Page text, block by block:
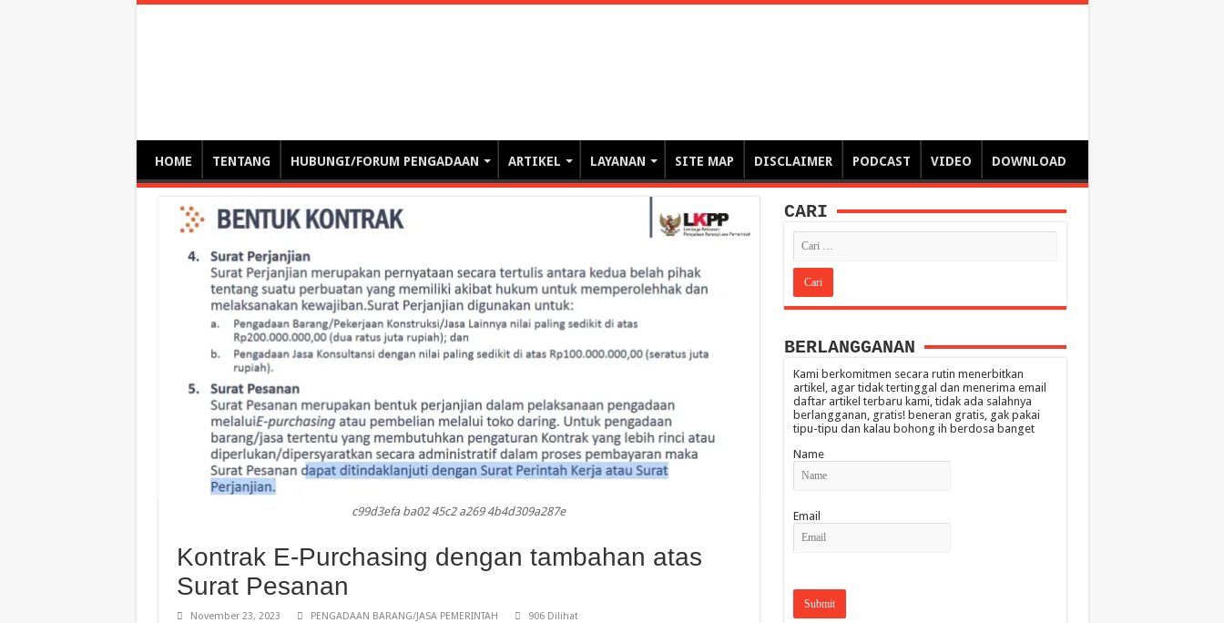
HOME TENTANG HUBUNGI/FORUM PENGADAAN ARTIKEL LAYANAN SITE MAP DISCLAIMER PODCAST VIDEO DOWNLOAD
c99d3efa ba02 45c2 a269 4b4d309a287e
Kontrak E-Purchasing dengan tambahan atas
Surat Pesanan
November 23, 2023 PENGADAAN BARANG/JASA PEMERINTAH 906 Dilihat
CARI
BERLANGGANAN
Kami berkomitmen secara rutin menerbitkan
artikel, agar tidak tertinggal dan menerima email
daftar artikel terbaru kami, tidak ada salahnya
berlangganan, gratis! beneran gratis, gak pakai
tipu-tipu dan kalau bohong ih berdosa banget
Name
Email